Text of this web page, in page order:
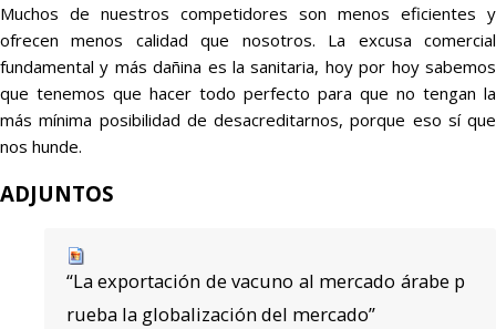
Muchos de nuestros competidores son menos eficientes y
ofrecen menos calidad que nosotros. La excusa comercial
fundamental y más dañina es la sanitaria, hoy por hoy sabemos
que tenemos que hacer todo perfecto para que no tengan la
más mínima posibilidad de desacreditarnos, porque eso sí que
nos hunde.
ADJUNTOS
“La exportación de vacuno al mercado árabe p
rueba la globalización del mercado”